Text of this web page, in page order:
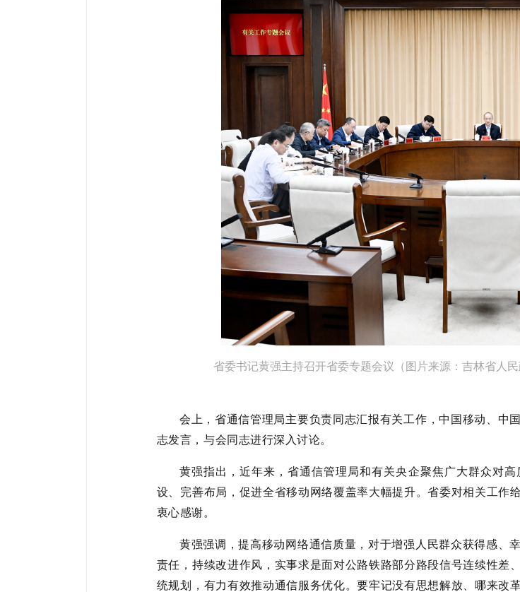
省委书记黄强主持召开省委专题会议（图片来源：吉林省人民
会上， 省通信管理局主要负责同志汇报有关工作，中国移动、中
志发言 ，与会同志进行深入讨论。
黄强指出，近年来，省通信管理局和有关央企聚焦广大群众对
设、完善布局，促进全省移动网络覆盖率大幅提升。省委对相关工作
衷心感谢。
黄强强调，提高移动网络通信质量，对于增强人民群众获得感、
责任，持续改进作风，实事求是面对公路铁路部分路段信号连续性差
统规划，有力有效推动通信服务优化。要牢记没有思想解放、哪来改